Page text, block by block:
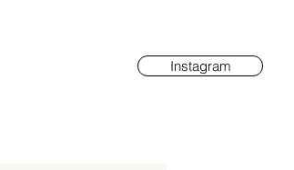
Instagram